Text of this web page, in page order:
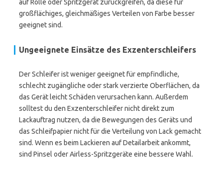
auf Rolle oder Spritzgerät zurückgreifen, da diese für
großflächiges, gleichmäßiges Verteilen von Farbe besser
geeignet sind.
Ungeeignete Einsätze des Exzenterschleifers
Der Schleifer ist weniger geeignet für empfindliche,
schlecht zugängliche oder stark verzierte Oberflächen, da
das Gerät leicht Schäden verursachen kann. Außerdem
solltest du den Exzenterschleifer nicht direkt zum
Lackauftrag nutzen, da die Bewegungen des Geräts und
das Schleifpapier nicht für die Verteilung von Lack gemacht
sind. Wenn es beim Lackieren auf Detailarbeit ankommt,
sind Pinsel oder Airless-Spritzgeräte eine bessere Wahl.